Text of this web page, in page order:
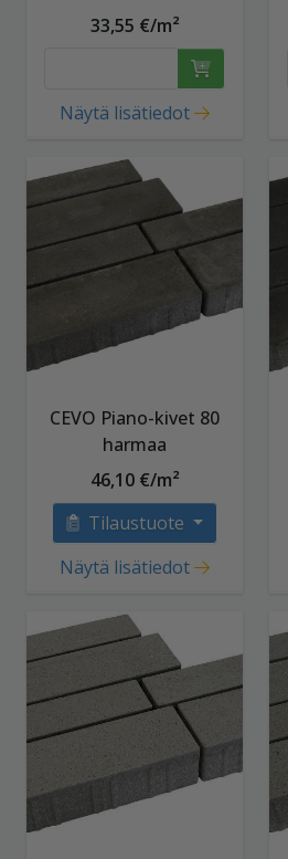
33,55 €/m²
Näytä lisätiedot
CEVO Piano-kivet 80
harmaa
46,10 €/m²
Tilaustuote
Näytä lisätiedot